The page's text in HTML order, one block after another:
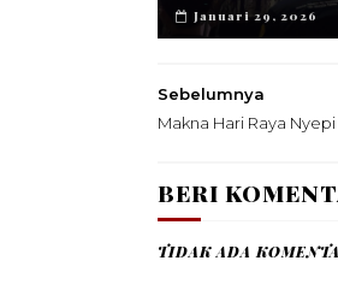
Januari 29, 2026
Sebelumnya
Makna Hari Raya
BERI
TIDAK ADA